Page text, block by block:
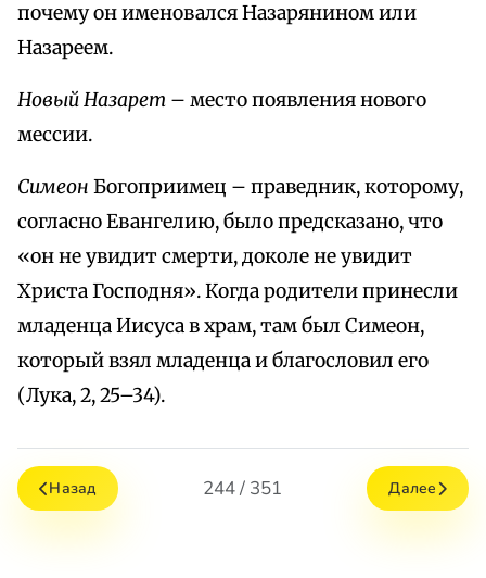
почему он именовался Назарянином или
Назареем.
Новый Назарет – место появления нового
мессии.
Симеон Богоприимец – праведник, которому,
согласно Евангелию, было предсказано, что
«он не увидит смерти, доколе не увидит
Христа Господня». Когда родители принесли
младенца Иисуса в храм, там был Симеон,
который взял младенца и благословил его
(Лука, 2, 25–34).
Назад 244 / 351 Далее